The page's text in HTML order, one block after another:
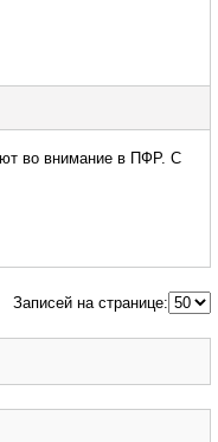
во внимание в ПФР. С
Записей на странице: